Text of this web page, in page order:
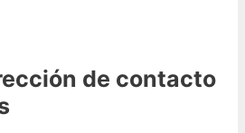
de contacto